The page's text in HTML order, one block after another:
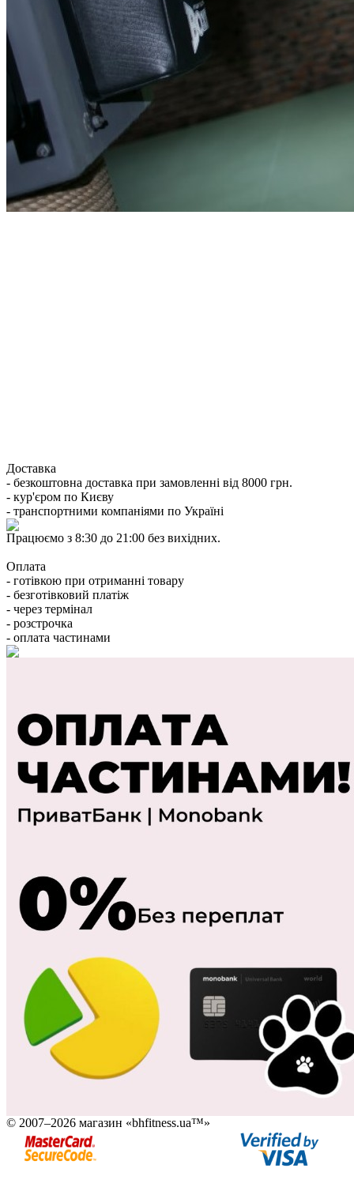
Доставка
- безкоштовна доставка при замовленні від 8000 грн.
- кур'єром по Києву
- транспортними компаніями по Україні
Працюємо з 8:30 до 21:00 без вихідних.
Оплата
- готівкою при отриманні товару
- безготівковий платіж
- через термінал
- розстрочка
- оплата частинами
© 2007–2026 магазин «bhfitness.ua™»